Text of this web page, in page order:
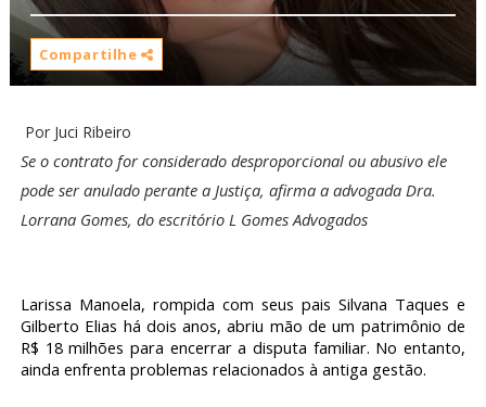
Compartilhe
Por Juci Ribeiro
Se o contrato for considerado desproporcional ou abusivo ele
pode ser anulado perante a Justiça, afirma a advogada Dra.
Lorrana Gomes, do escritório L Gomes Advogados
Larissa Manoela, rompida com seus pais Silvana Taques e
Gilberto Elias há dois anos, abriu mão de um patrimônio de
R$ 18 milhões para encerrar a disputa familiar. No entanto,
ainda enfrenta problemas relacionados à antiga gestão.